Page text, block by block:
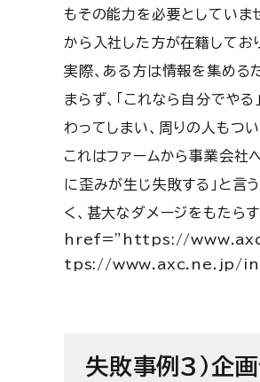
もその能力を必要としていま
から入社した方が在籍してお
実際、ある方は情報を集める
まらず、「これなら自分でやる
わってしまい、周りの人もつ
これはファームから事業会社
に歪みが生じ失敗する」と言
く、甚大なダメージをもたら
href=”https://
tps://www.axc.ne.jp/
失敗事例3)企画